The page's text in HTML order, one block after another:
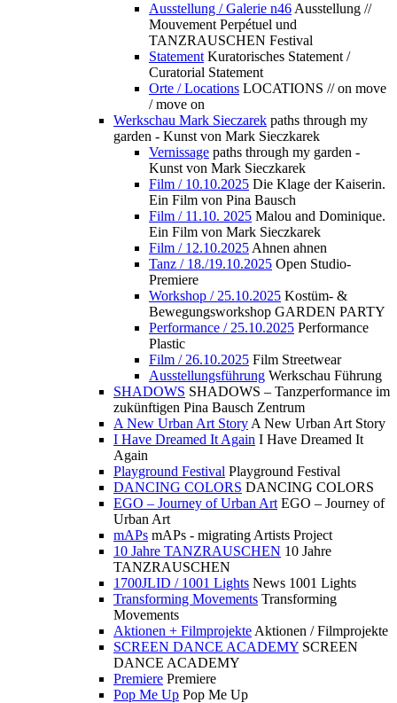
Ausstellung / Galerie n46 Ausstellung //
Mouvement Perpétuel und
TANZRAUSCHEN Festival
Statement Kuratorisches Statement /
Curatorial Statement
Orte / Locations LOCATIONS // on move
/ move on
Werkschau Mark Sieczarek paths through my
garden - Kunst von Mark Sieczkarek
Vernissage paths through my garden -
Kunst von Mark Sieczkarek
Film / 10.10.2025 Die Klage der Kaiserin.
Ein Film von Pina Bausch
Film / 11.10. 2025 Malou and Dominique.
Ein Film von Mark Sieczkarek
Film / 12.10.2025 Ahnen ahnen
Tanz / 18./19.10.2025 Open Studio-
Premiere
Workshop / 25.10.2025 Kostüm- &
Bewegungsworkshop GARDEN PARTY
Performance / 25.10.2025 Performance
Plastic
Film / 26.10.2025 Film Streetwear
Ausstellungsführung Werkschau Führung
SHADOWS SHADOWS – Tanzperformance im
zukünftigen Pina Bausch Zentrum
A New Urban Art Story A New Urban Art Story
I Have Dreamed It Again I Have Dreamed It
Again
Playground Festival Playground Festival
DANCING COLORS DANCING COLORS
EGO – Journey of Urban Art EGO – Journey of
Urban Art
mAPs mAPs - migrating Artists Project
10 Jahre TANZRAUSCHEN 10 Jahre
TANZRAUSCHEN
1700JLID / 1001 Lights News 1001 Lights
Transforming Movements Transforming
Movements
Aktionen + Filmprojekte Aktionen / Filmprojekte
SCREEN DANCE ACADEMY SCREEN
DANCE ACADEMY
Premiere Premiere
Pop Me Up Pop Me Up